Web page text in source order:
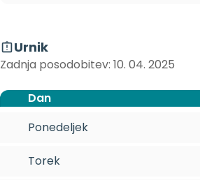
Urnik
Zadnja posodobitev: 10. 04. 2025
Dan
Ponedeljek
Torek